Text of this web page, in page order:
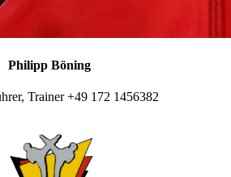
Philipp Böning
Trainer +49 172 1456382